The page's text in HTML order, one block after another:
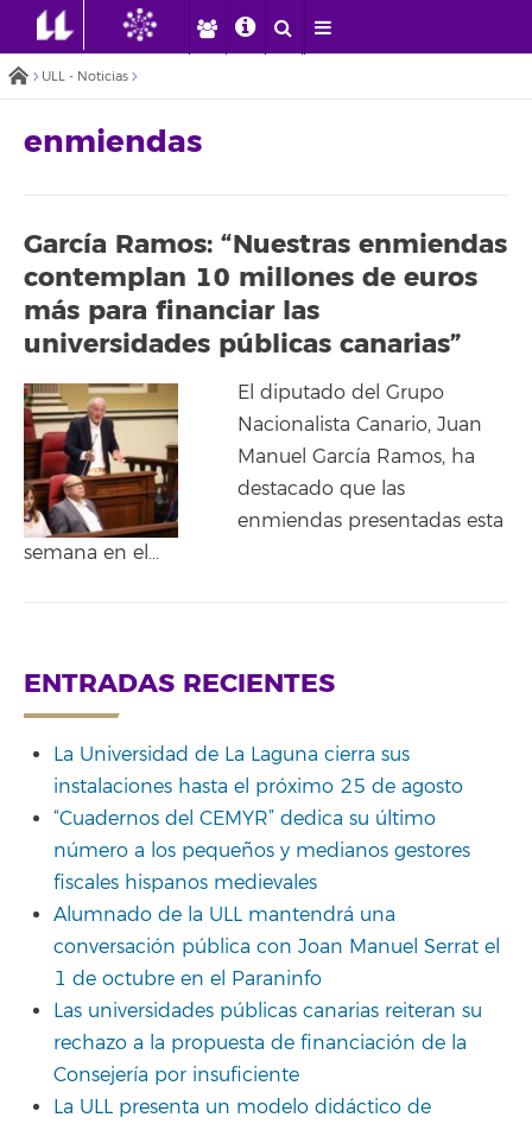
ULL - Noticias
enmiendas
García Ramos: “Nuestras enmiendas
contemplan 10 millones de euros
más para financiar las
universidades públicas canarias”
El diputado del Grupo
Nacionalista Canario, Juan
Manuel García Ramos, ha
destacado que las
enmiendas presentadas esta
semana en el…
ENTRADAS RECIENTES
La Universidad de La Laguna cierra sus
instalaciones hasta el próximo 25 de agosto
“Cuadernos del CEMYR” dedica su último
número a los pequeños y medianos gestores
fiscales hispanos medievales
Alumnado de la ULL mantendrá una
conversación pública con Joan Manuel Serrat el
1 de octubre en el Paraninfo
Las universidades públicas canarias reiteran su
rechazo a la propuesta de financiación de la
Consejería por insuficiente
La ULL presenta un modelo didáctico de